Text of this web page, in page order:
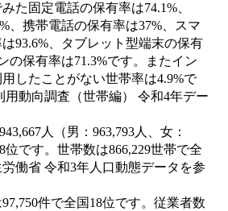
た固定電話の保有率は74.1%、
、携帯電話の保有率は37%、スマ
93.6%、タブレット型端末の保有
の保有率は71.3%です。またイン
したことがない世帯率は4.9%で
用動向調査（世帯編） 令和4年デー
人（男：963,793人、女：
位です。世帯数は866,229世帯で全
働省 令和3年人口動態データを参
件で全国18位です。従業者数